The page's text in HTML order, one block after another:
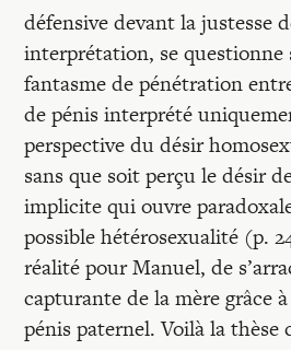
défensive devant la justesse
interprétation, se questionne
fantasme de pénétration
de pénis interprété
perspective du désir
sans que soit perçu le désir
implicite qui ouvre
possible hétérosexualité (p.
réalité pour Manuel, de
capturante de la mère grâce
pénis paternel. Voilà la